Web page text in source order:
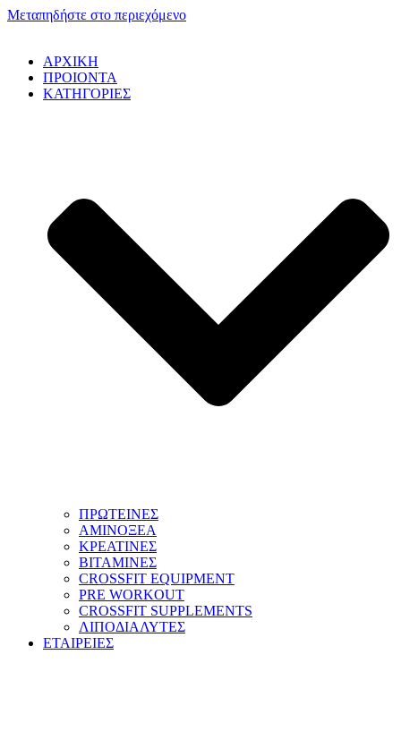
Μεταπηδήστε στο περιεχόμενο
ΑΡΧΙΚΗ
ΠΡΟΙΟΝΤΑ
ΚΑΤΗΓΟΡΙΕΣ
ΠΡΩΤΕΙΝΕΣ
ΑΜΙΝΟΞΕΑ
ΚΡΕΑΤΙΝΕΣ
ΒΙΤΑΜΙΝΕΣ
CROSSFIT EQUIPMENT
PRE WORKOUT
CROSSFIT SUPPLEMENTS
ΛΙΠΟΔΙΑΛΥΤΕΣ
ΕΤΑΙΡΕΙΕΣ